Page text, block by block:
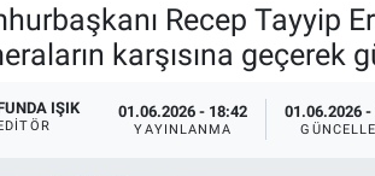
Recep Tayyip
karşısına
IŞIK 01.06.2026 - 18:42
YAYINLANMA
01.06.2026 -